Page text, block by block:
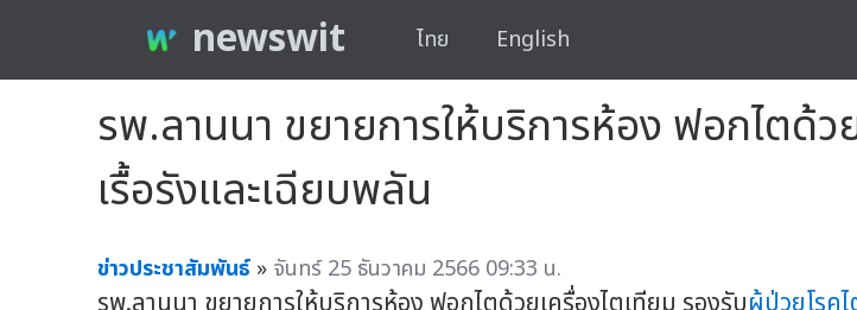
newswit ไทย English
รพ.ลานนา ขยายการให้บริการห้อง ฟอกไตด้ว
เรื้อรังและเฉียบพลัน
ข่าวประชาสัมพันธ์ » จันทร์ 25 ธันวาคม 2566 09:33 น.